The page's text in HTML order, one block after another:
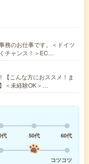
務のお仕事です。＜ドイツ
チャンス！＞EC…
【こんな方におススメ！ま
＜未経験OK＞…
代 50代
60代
コツコツ